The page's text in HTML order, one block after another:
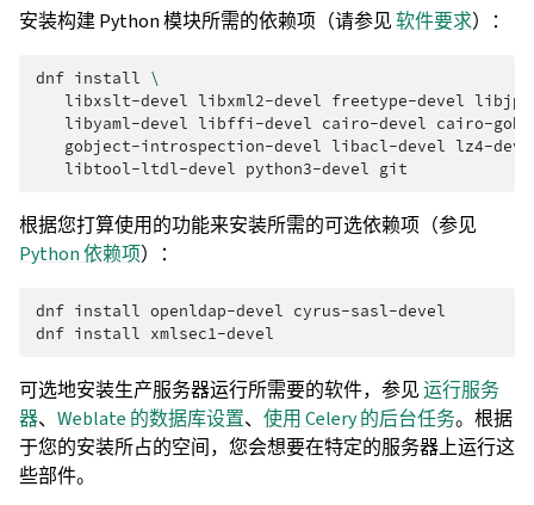
安装构建 Python 模块所需的依赖项（请参见软件要求）：
dnf install \
libxslt-devel libxml2-devel freetype-devel
libyaml-devel libffi-devel cairo-devel cairo-
gobject-introspection-devel libacl-devel lz4-
libtool-ltdl-devel python3-devel
根据您打算使用的功能来安装所需的可选依赖项（参见
Python 依赖项）：
dnf install openldap-devel cyrus-sasl-devel
dnf install
可选地安装生产服务器运行所需要的软件，参见运行服务
器、 Weblate 的数据库设置、 使用 Celery 的后台任务。根据
于您的安装所占的空间，您会想要在特定的服务器上运行这
些部件。